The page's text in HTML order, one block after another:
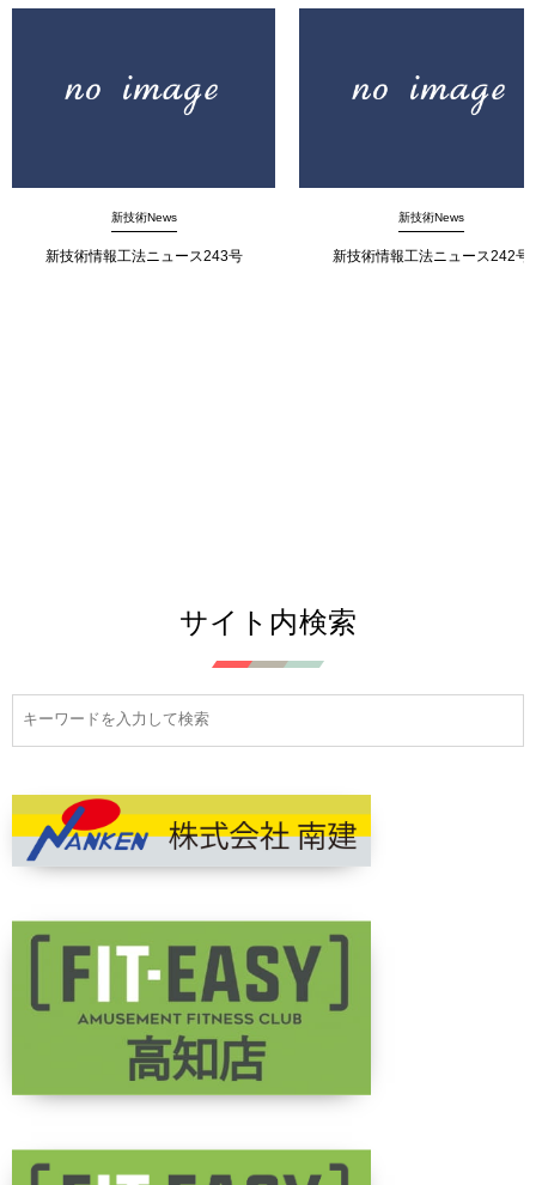
新技術News
新技術情報工法ニュース243号
新技術News
新技術情報工法ニュース242号
サイト内検索